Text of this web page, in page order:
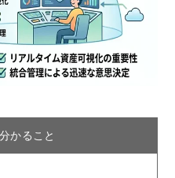
かること